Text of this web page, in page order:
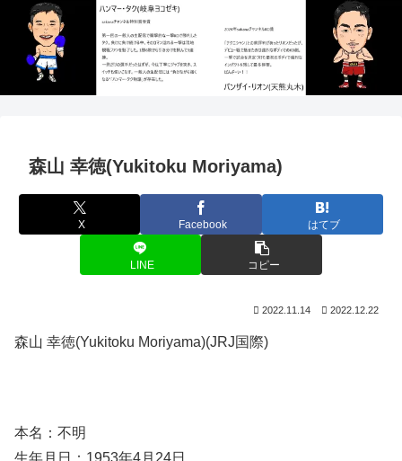
森山 幸徳(Yukitoku Moriyama)
X Facebook はてブ
LINE コピー
2022.11.14 2022.12.22
森山 幸徳(Yukitoku Moriyama)(JRJ国際)
本名：不明
生年月日：1953年4月24日